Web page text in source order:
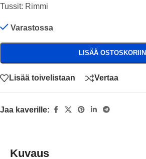
Tussit: Rimmi
Varastossa
LISÄÄ OSTOSKORIIN
Lisää toivelistaan Vertaa
Jaa kaverille:
Kuvaus